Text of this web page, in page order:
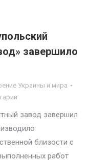
завершило
Украины и мира
завод завершил
близости с
работ